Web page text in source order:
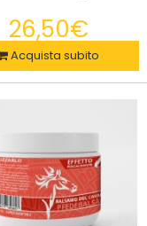
Pulizia dei Vetri,
Spessore 3-8 mm
26,50€
Acquista subito